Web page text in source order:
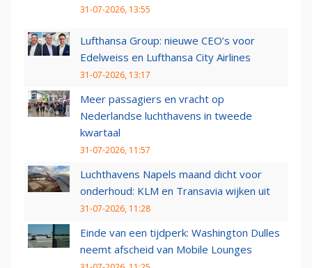
31-07-2026, 13:55
Lufthansa Group: nieuwe CEO’s voor
Edelweiss en Lufthansa City Airlines
31-07-2026, 13:17
Meer passagiers en vracht op
Nederlandse luchthavens in tweede
kwartaal
31-07-2026, 11:57
Luchthavens Napels maand dicht voor
onderhoud: KLM en Transavia wijken uit
31-07-2026, 11:28
Einde van een tijdperk: Washington Dulles
neemt afscheid van Mobile Lounges